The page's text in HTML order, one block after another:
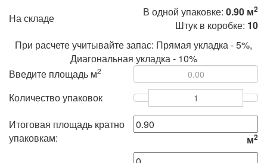
На складе
В одной упаковке: 0.90 м2
Штук в коробке: 10
При расчете учитывайте запас: Прямая укладка - 5%,
Диагональная укладка - 10%
Введите площадь м2
Количество упаковок
Итоговая площадь кратно
упаковкам:
м2